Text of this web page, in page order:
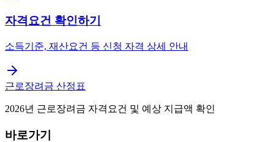
자격요건 확인하기
소득기준, 재산요건 등 신청 자격 상세 안내
근로장려금 산정표
2026년 근로장려금 자격요건 및 예상 지급액 확인
바로가기